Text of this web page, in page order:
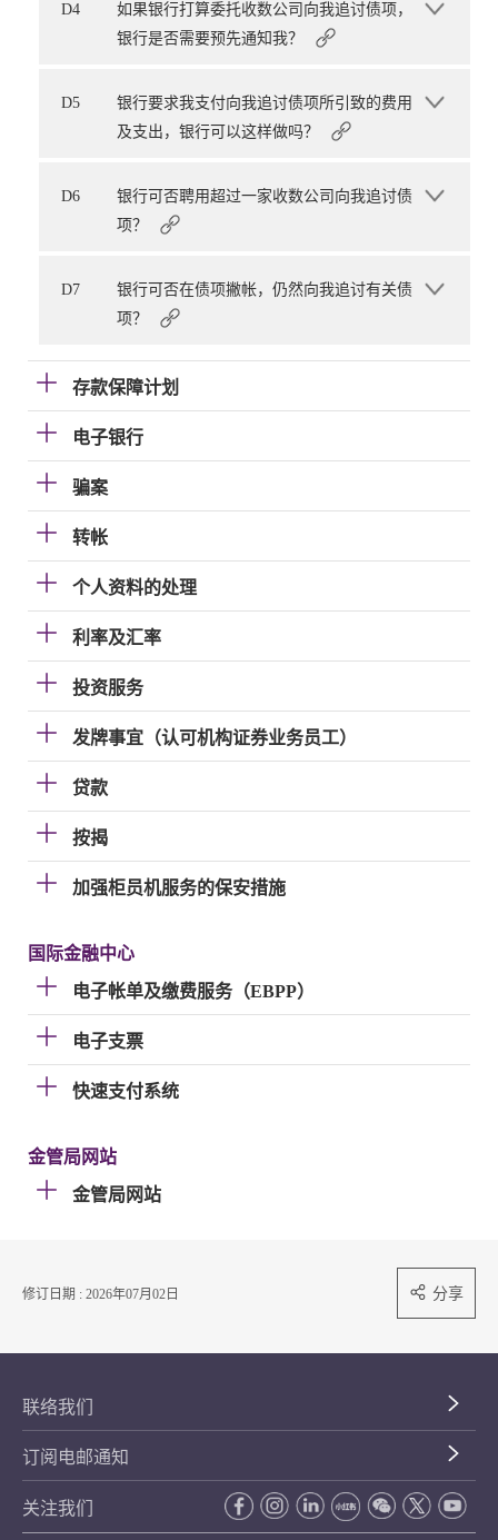
D4
如果银行打算委托收数公司向我追讨债项，
银行是否需要预先通知我？
D5
银行要求我支付向我追讨债项所引致的费用
及支出，银行可以这样做吗？
D6
银行可否聘用超过一家收数公司向我追讨债
项？
D7
银行可否在债项撇帐，仍然向我追讨有关债
项？
存款保障计划
电子银行
骗案
转帐
个人资料的处理
利率及汇率
投资服务
发牌事宜（认可机构证券业务员工）
贷款
按揭
加强柜员机服务的保安措施
国际金融中心
电子帐单及缴费服务（EBPP）
电子支票
快速支付系统
金管局网站
金管局网站
修订日期 : 2026年07月02日 分享
联络我们
订阅电邮通知
关注我们